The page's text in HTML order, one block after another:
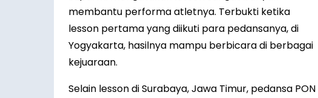
membantu performa atletnya. Terbukti ketika
lesson pertama yang diikuti para pedansanya, di
Yogyakarta, hasilnya mampu berbicara di berbagai
kejuaraan.
Selain lesson di Surabaya, Jawa Timur, pedansa PON